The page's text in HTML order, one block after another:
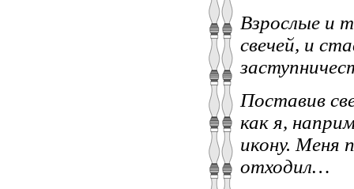
Взрослые и
свечей, и
Поставив
как я,
икону. Меня
отходил…